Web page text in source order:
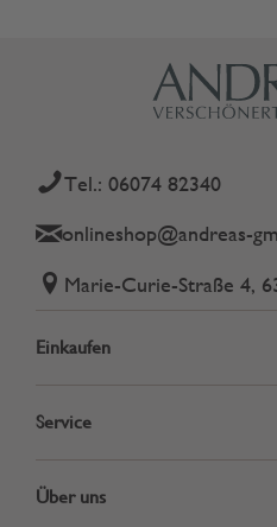
Tel.: 06074 82340
onlineshop@andreas-
Marie-Curie-Straße 4,
Einkaufen
Service
Über uns